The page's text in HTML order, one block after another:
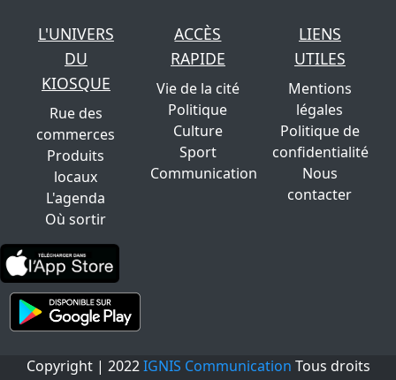
L'UNIVERS
DU
KIOSQUE
Rue des
commerces
Produits
locaux
L'agenda
Où sortir
ACCÈS
RAPIDE
Vie de la cité
Politique
Culture
Sport
Communication
LIENS
UTILES
Mentions
légales
Politique de
confidentialité
Nous
contacter
Copyright | 2022IGNIS Communication Tous droits